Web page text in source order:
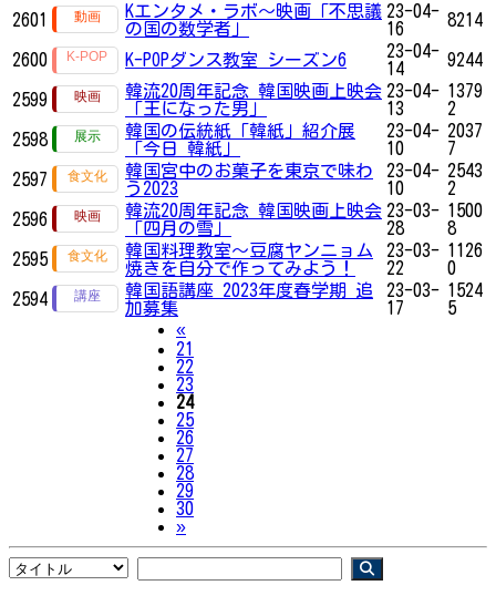
2601
Kエンタメ・ラボ～映画「不思議
の国の数学者」
23-04-
16
8214
2600 K-POPダンス教室 シーズン6
23-04-
14
9244
2599
韓流20周年記念 韓国映画上映会
「王になった男」
23-04-
13
1379
2
2598
韓国の伝統紙「韓紙」紹介展
「今日 韓紙」
23-04-
10
2037
7
2597
韓国宮中のお菓子を東京で味わ
う2023
23-04-
10
2543
2
2596
韓流20周年記念 韓国映画上映会
「四月の雪」
23-03-
28
1500
8
2595
韓国料理教室〜豆腐ヤンニョム
焼きを自分で作ってみよう！
23-03-
22
1126
0
2594
韓国語講座 2023年度春学期 追
加募集
23-03-
17
1524
5
«Previous
21
22
23
24
25
26
27
28
29
30
»Next